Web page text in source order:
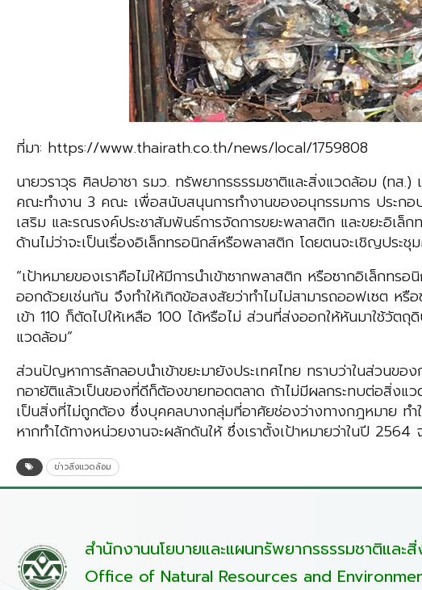
ที่มา: https://www.thairath.co.th/news/local/1759808
นายวราวุธ ศิลปอาชา รมว. ทรัพยากรธรรมชาติและสิ่งแวดล้อม (ทส
คณะทำงาน 3 คณะ เพื่อสนับสนุนการทำงานของอนุกรรมการ ประก
เสริม และรณรงค์ประชาสัมพันธ์การจัดการขยะพลาสติก และขยะอิเ
ด้านไม่ว่าจะเป็นเรื่องอิเล็กทรอนิกส์หรือพลาสติก โดยตนจะเชิญประ
“เป้าหมายของเราคือไม่ให้มีการนำเข้าซากพลาสติก หรือซากอิเล็กท
ออกด้วยเช่นกัน จึงทำให้เกิดข้อสงสัยว่าทำไมไม่สามารถออฟเซต ห
เข้า 110 ก็ตัดไปให้เหลือ 100 ได้หรือไม่ ส่วนที่ส่งออกให้หันมาใช้วัต
แวดล้อม”
ส่วนปัญหาการลักลอบนำเข้าขยะมายังประเทศไทย ทราบว่าในส่วนข
กอายัติแล้วเป็นของที่ดีก็ต้องขายทอดตลาด ถ้าไม่มีผลกระทบต่อสิ่งแ
เป็นสิ่งที่ไม่ถูกต้อง ซึ่งบุคคลบางกลุ่มที่อาศัยช่องว่างทางกฎหมาย ทำ
หากทำได้ทางหน่วยงานจะผลักดันให้ ซึ่งเราตั้งเป้าหมายว่าในปี 2564
ข่าวสิ่งแวดล้อม
สำนักงานนโยบายและแผนทรัพยากรธรรมชาติและ
Office of Natural Resources and